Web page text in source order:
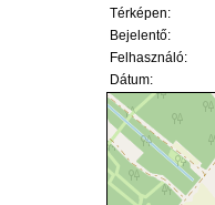
Térképen:
Bejelentő:
Felhasználó:
Dátum: